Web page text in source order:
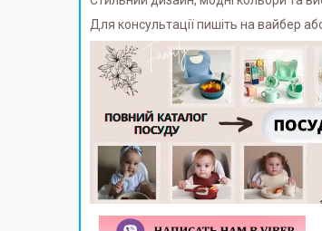
Для консультації пишіть на вайбер